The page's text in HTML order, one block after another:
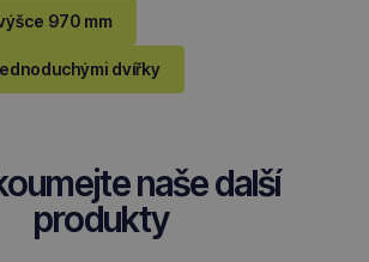
970 mm
dvířky
naše další
produkty